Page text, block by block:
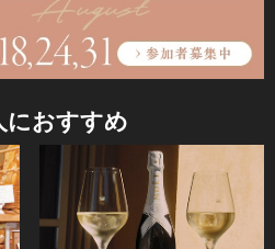
におすすめ